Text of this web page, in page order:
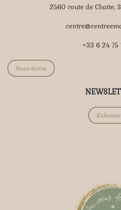
2560 route de Chatte,
+33 6 24 75
Nous écrire